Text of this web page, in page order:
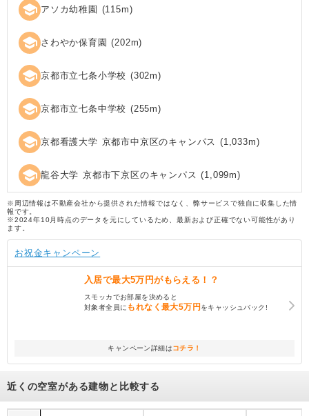
school アソカ幼稚園 (115m)
school さわやか保育園 (202m)
school 京都市立七条小学校 (302m)
school 京都市立七条中学校 (255m)
school 京都看護大学 京都市中京区のキャンパス (1,033m)
school 龍谷大学 京都市下京区のキャンパス (1,099m)
※周辺情報は不動産会社から提供された情報ではなく、弊サービスで独自に収集した情
報です。
※2024年10月時点のデータを元にしているため、最新および正確でない可能性があり
ます。
お祝金キャンペーン
入居で最大5万円がもらえる！？
スモッカでお部屋を決めると
対象者全員に もれなく最大5万円をキャッシュバック!
キャンペーン詳細はコチラ！
近くの空室がある建物と比較する